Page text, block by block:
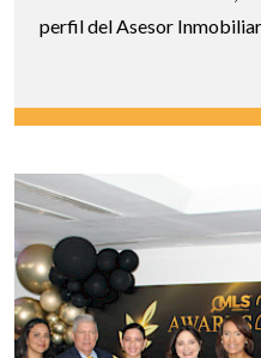
perfil del Asesor